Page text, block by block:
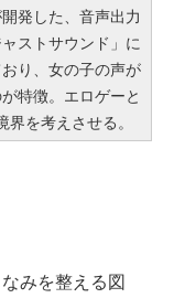
発した、音声出力
ストサウンド」に
り、女の子の声が
特徴。エロゲーと
界を考えさせる。
みを整える図